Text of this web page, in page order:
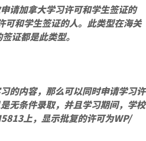
请加拿大学习许可和学生签证的
可和学生签证的人。此类型在海关
证都是此类型。
的内容，那么可以同时申请学习许
无条件录取，并且学习期间，学校
上，显示批复的许可为WP/